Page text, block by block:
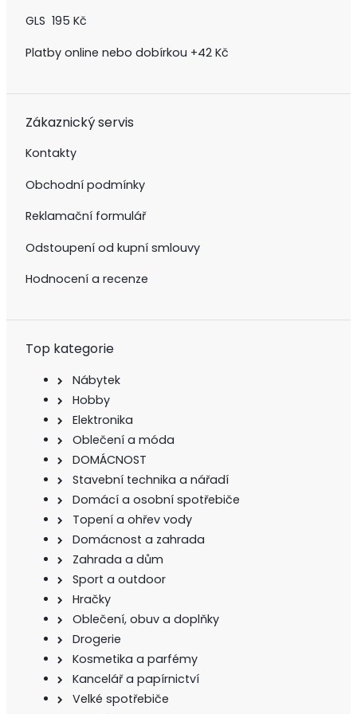
GLS 195 Kč
Platby online nebo dobírkou +42 Kč
Zákaznický servis
Kontakty
Obchodní podmínky
Reklamační formulář
Odstoupení od kupní smlouvy
Hodnocení a recenze
Top kategorie
Nábytek
Hobby
Elektronika
Oblečení a móda
DOMÁCNOST
Stavební technika a nářadí
Domácí a osobní spotřebiče
Topení a ohřev vody
Domácnost a zahrada
Zahrada a dům
Sport a outdoor
Hračky
Oblečení, obuv a doplňky
Drogerie
Kosmetika a parfémy
Kancelář a papírnictví
Velké spotřebiče